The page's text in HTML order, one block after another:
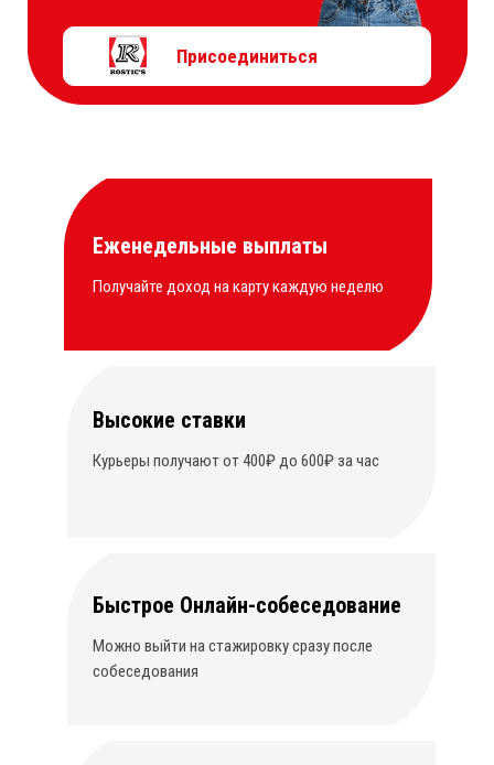
Присоединиться
Быстрое Онлайн-собеседование
Можно выйти на стажировку сразу после
собеседования
Высокие ставки
Курьеры получают от 400₽ до 600₽ за час
Еженедельные выплаты
Получайте доход на карту каждую неделю